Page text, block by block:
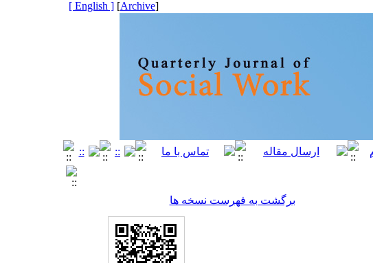
[
Archive
]
[ English ]
برگشت به فهرست نسخه ها